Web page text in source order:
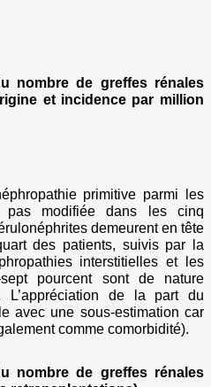
nombre de greffes rénales
et incidence par million
primitive parmi les
pas modifiée dans les cinq
demeurent en tête
des patients, suivis par la
interstitielles et les
sept pourcent sont de nature
L’appréciation de la part du
avec une sous-estimation car
comme comorbidité).
nombre de greffes rénales